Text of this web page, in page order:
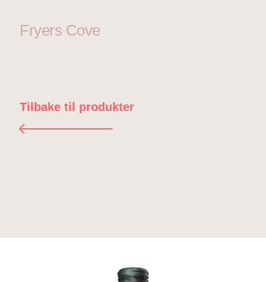
Fryers Cove
Tilbake til produkter